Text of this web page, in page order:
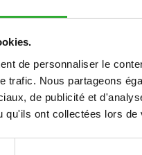
de personnaliser le
trafic. Nous partageons
de publicité et
qu'ils ont collectées lors